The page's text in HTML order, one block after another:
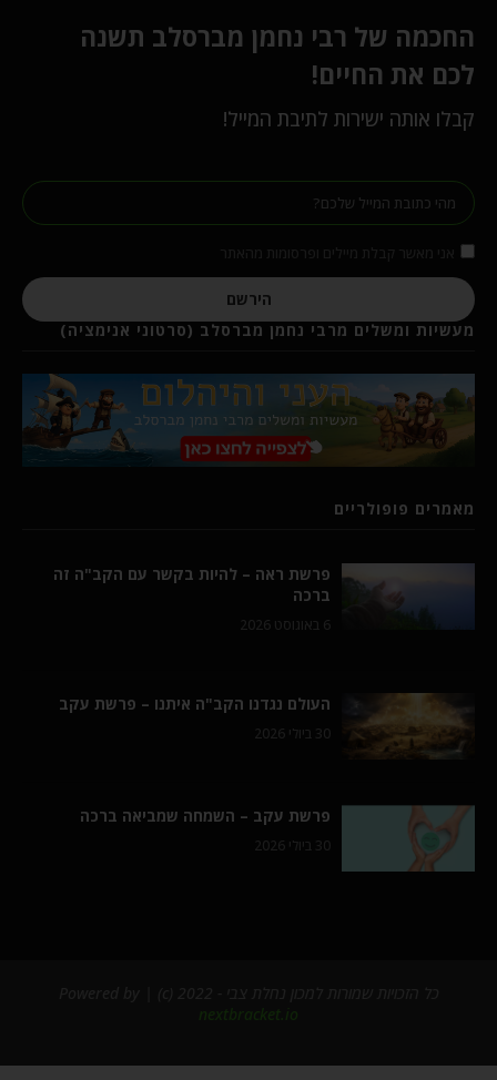
החכמה של רבי נחמן מברסלב תשנה
לכם את החיים!
קבלו אותה ישירות לתיבת המייל!
הירשם
מעשיות ומשלים מרבי נחמן מברסלב (סרטוני אנימציה)
מאמרים פופולריים
פרשת ראה – להיות בקשר עם הקב"ה זה
ברכה
6 באוגוסט 2026
העולם נגדנו הקב"ה איתנו – פרשת עקב
30 ביולי 2026
פרשת עקב – השמחה שמביאה ברכה
30 ביולי 2026
nextbracket.io